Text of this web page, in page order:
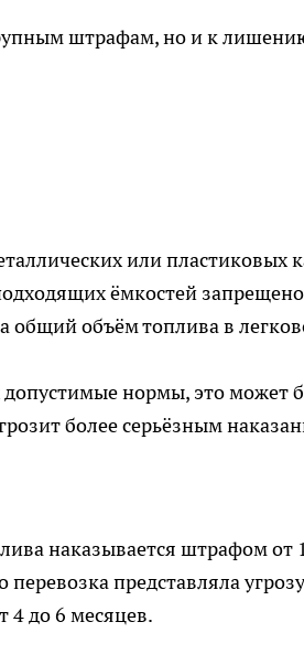
штрафам, но и к
или пластиковых
ёмкостей
общий объём топлива в
нормы, это может
более серьёзным
наказывается штрафом от
представляла угрозу
4 до 6 месяцев.